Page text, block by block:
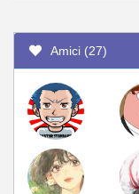
Amici (27)